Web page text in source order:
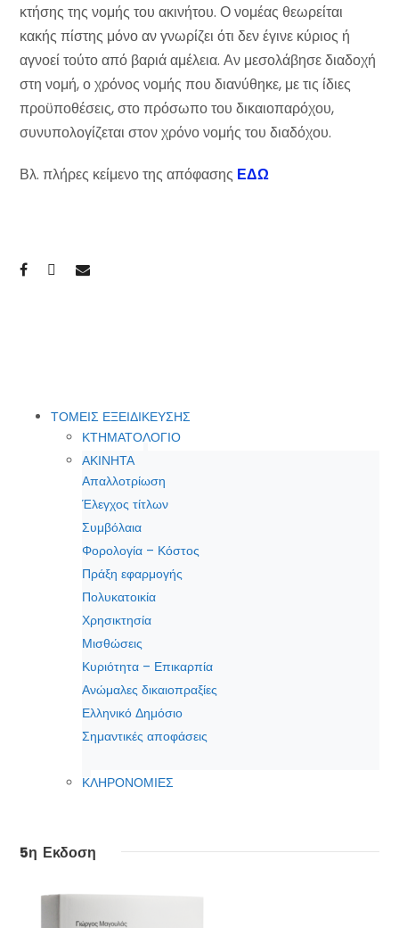
κτήσης της νομής του ακινήτου. Ο νομέας θεωρείται
κακής πίστης μόνο αν γνωρίζει ότι δεν έγινε κύριος ή
αγνοεί τούτο από βαριά αμέλεια. Αν μεσολάβησε διαδοχή
στη νομή, ο χρόνος νομής που διανύθηκε, με τις ίδιες
προϋποθέσεις, στο πρόσωπο του δικαιοπαρόχου,
συνυπολογίζεται στον χρόνο νομής του διαδόχου.
Βλ. πλήρες κείμενο της απόφασης ΕΔΩ
ΤΟΜΕΙΣ ΕΞΕΙΔΙΚΕΥΣΗΣ
ΚΤΗΜΑΤΟΛΟΓΙΟ
ΑΚΙΝΗΤΑ
Απαλλοτρίωση
Έλεγχος τίτλων
Συμβόλαια
Φορολογία – Κόστος
Πράξη εφαρμογής
Πολυκατοικία
Χρησικτησία
Μισθώσεις
Κυριότητα – Επικαρπία
Ανώμαλες δικαιοπραξίες
Ελληνικό Δημόσιο
Σημαντικές αποφάσεις
ΚΛΗΡΟΝΟΜΙΕΣ
5η Εκδοση